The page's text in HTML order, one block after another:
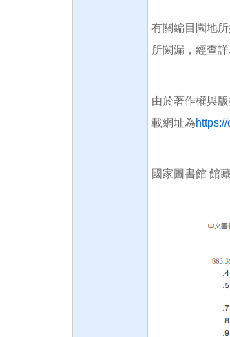
有關編目園地
所闕漏，經查
由於著作權與
載網址為
國家圖書館 館